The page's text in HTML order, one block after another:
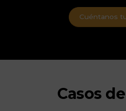
Cuéntanos
Casos